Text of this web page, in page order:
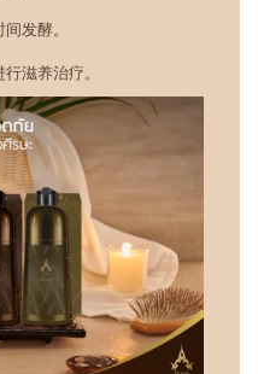
发酵。
滋养治疗。